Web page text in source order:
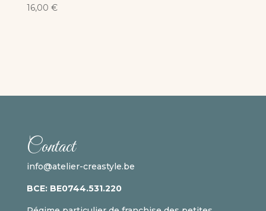
16,00 €
Contact
info@atelier-creastyle.be
BCE: BE0744.531.220